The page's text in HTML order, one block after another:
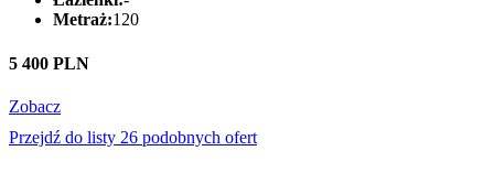
Metraż:120
5 400 PLN
Zobacz
Przejdź do listy 26 podobnych ofert